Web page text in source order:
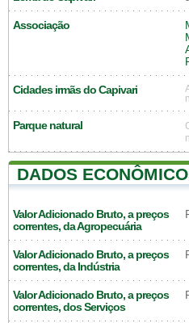
Associação
Cidades irmãs do Capivari
Parque natural
DADOS
Valor Adicionado Bruto, a preços
correntes, da Agropecuária
Valor Adicionado Bruto, a preços
correntes, da Indústria
Valor Adicionado Bruto, a preços
correntes, dos Serviços